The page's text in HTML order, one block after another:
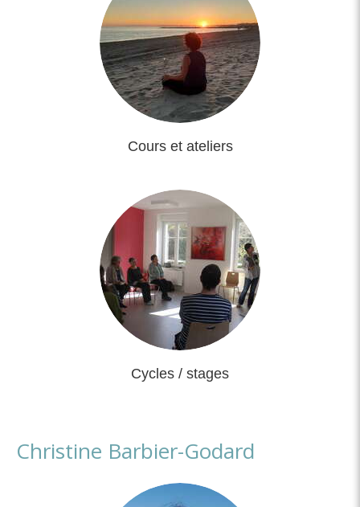
Cours et ateliers
Cycles / stages
Christine Barbier-Godard